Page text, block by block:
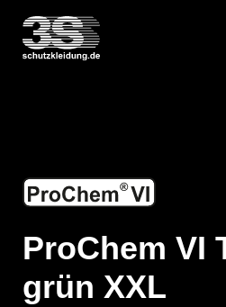
ProChem VI
grün XXL